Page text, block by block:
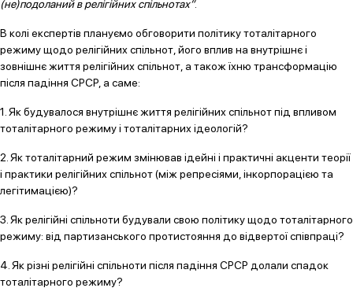
(не)подоланий в релігійних спільнотах”.
В колі експертів плануємо обговорити політику тоталітарного
режиму щодо релігійних спільнот, його вплив на внутрішнє і
зовнішнє життя релігійних спільнот, а також їхню трансформацію
після падіння СРСР, а саме:
1. Як будувалося внутрішнє життя релігійних спільнот під впливом
тоталітарного режиму і тоталітарних ідеологій?
2. Як тоталітарний режим змінював ідейні і практичні акценти теорії
і практики релігійних спільнот (між репресіями, інкорпорацією та
легітимацією)?
3. Як релігійні спільноти будували свою політику щодо тоталітарного
режиму: від партизанського протистояння до відвертої співпраці?
4. Як різні релігійні спільноти після падіння СРСР долали спадок
тоталітарного режиму?